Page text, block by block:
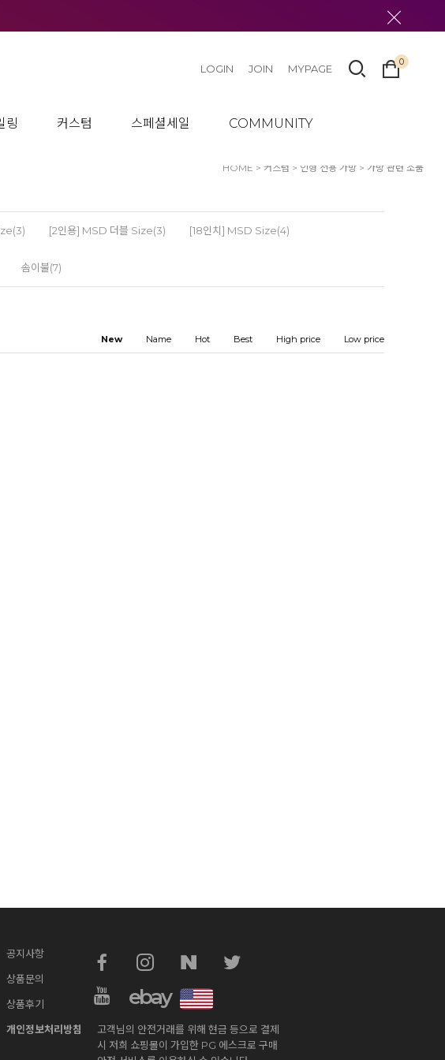
링 커스텀 스페셜세일 COMMUNITY
LOGIN JOIN MYPAGE
0
HOME > 커스텀 > 인형 전용 가방 > 가방 관련 소품
[2인용] MSD 더블 Size(3) [18인치] MSD Size(4)
솜이불(7)
New Name Hot Best High price Low price
공지사항
상품문의
상품후기
개인정보처리방침
ebay
고객님의 안전거래를 위해 현금 등으로 결제
시 저희 쇼핑몰이 가입한 PG 에스크로 구매